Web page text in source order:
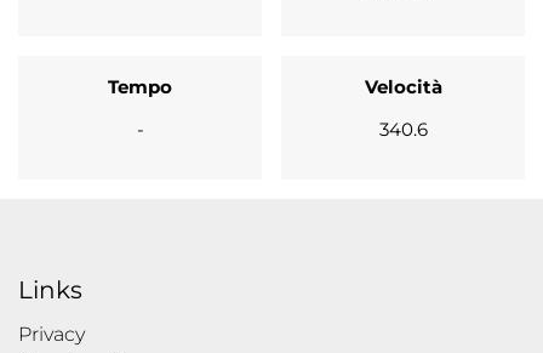
Tempo
-
Velocità
340.6
Links
Privacy